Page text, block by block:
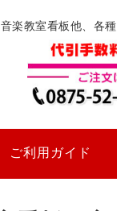
楽教室看板他、各
ご利用ガイド